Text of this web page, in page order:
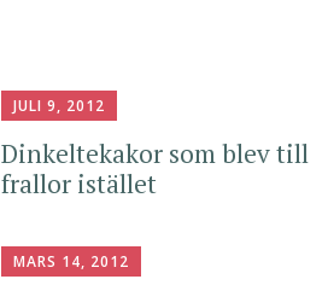
JULI 9, 2012
Dinkeltekakor som blev till
frallor istället
MARS 14, 2012